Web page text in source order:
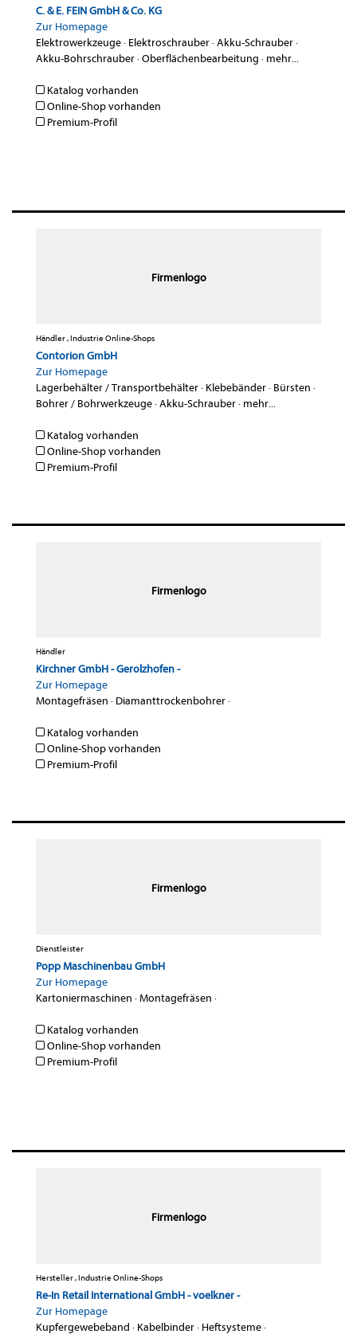
C. & E. FEIN GmbH & Co. KG
Zur Homepage
Elektrowerkzeuge· Elektroschrauber·Akku-Schrauber·
Akku-Bohrschrauber·Oberflächenbearbeitung · mehr...
Katalog vorhanden
Online-Shop vorhanden
Premium-Profil
Firmenlogo
Händler , Industrie Online-Shops
Contorion GmbH
Zur Homepage
Lagerbehälter / Transportbehälter· Klebebänder· Bürsten ·
Bohrer / Bohrwerkzeuge·Akku-Schrauber· mehr...
Katalog vorhanden
Online-Shop vorhanden
Premium-Profil
Firmenlogo
Händler
Kirchner GmbH - Gerolzhofen -
Zur Homepage
Montagefräsen · Diamanttrockenbohrer·
Katalog vorhanden
Online-Shop vorhanden
Premium-Profil
Firmenlogo
Dienstleister
Popp Maschinenbau GmbH
Zur Homepage
Kartoniermaschinen ·Montagefräsen ·
Katalog vorhanden
Online-Shop vorhanden
Premium-Profil
Firmenlogo
Hersteller , Industrie Online-Shops
Re-In Retail International GmbH - voelkner -
Zur Homepage
Kupfergewebeband · Kabelbinder· Heftsysteme·